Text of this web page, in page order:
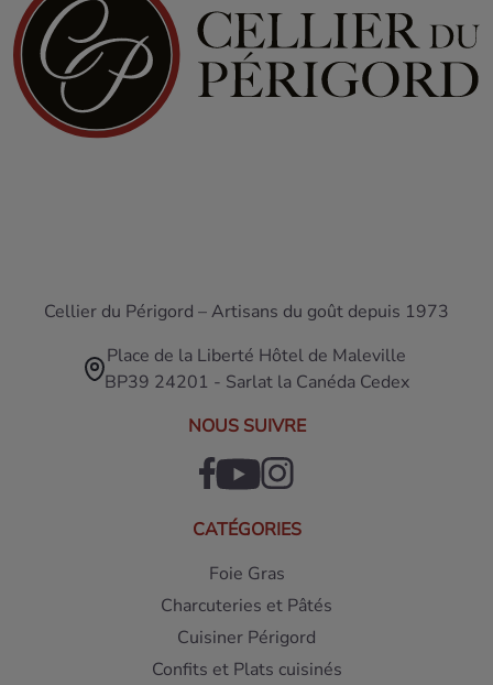
Cellier du Périgord – Artisans du goût depuis 1973
Place de la Liberté Hôtel de Maleville
BP39 24201 - Sarlat la Canéda Cedex
NOUS SUIVRE
CATÉGORIES
Foie Gras
Charcuteries et Pâtés
Cuisiner Périgord
Confits et Plats cuisinés